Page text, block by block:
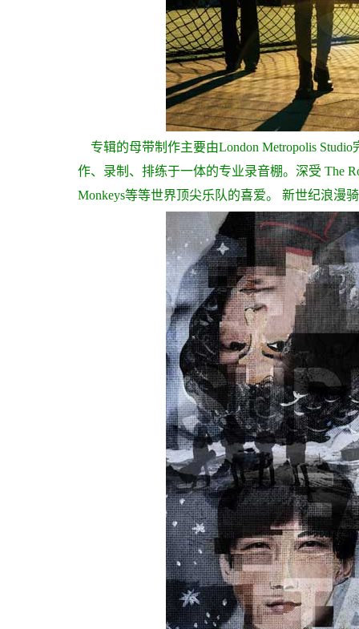
专辑的母带制作主要由London Metropolis
作、录制、排练于一体的专业录音棚。深受 The
Monkeys等等世界顶尖乐队的喜爱。
新世纪浪漫